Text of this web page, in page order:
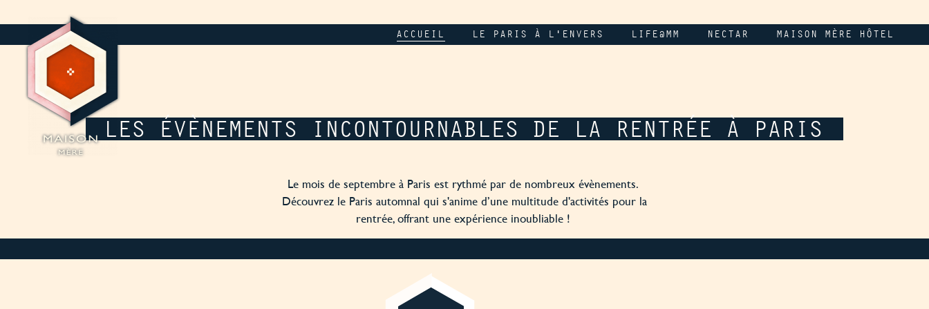
ACCUEIL LE PARIS À L'ENVERS LIFE@MM NECTAR MAISON MÈRE HÔTEL
LES ÉVÈNEMENTS INCONTOURNABLES DE LA RENTRÉE À PARIS
Le mois de septembre à Paris est rythmé par de nombreux évènements.
Découvrez le Paris automnal qui s'anime d’une multitude d'activités pour la
rentrée, offrant une expérience inoubliable !